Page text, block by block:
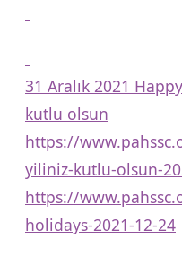
31 Aralık 2021
kutlu olsun
https://
yiliniz-kutlu-olsun-
https://
holidays-2021-12-24